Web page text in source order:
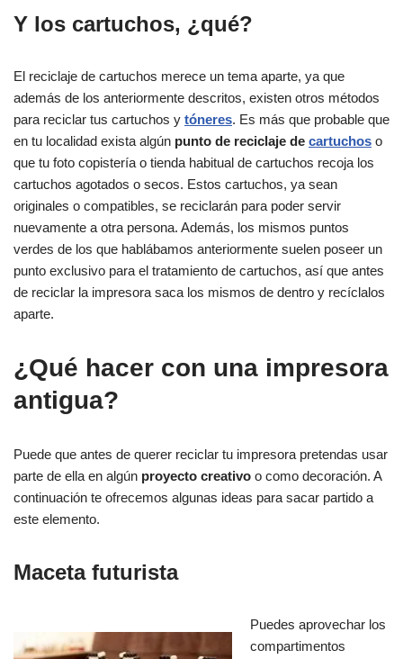
Y los cartuchos, ¿qué?
El reciclaje de cartuchos merece un tema aparte, ya que
además de los anteriormente descritos, existen otros métodos
para reciclar tus cartuchos y tóneres. Es más que probable que
en tu localidad exista algún punto de reciclaje de cartuchos o
que tu foto copistería o tienda habitual de cartuchos recoja los
cartuchos agotados o secos. Estos cartuchos, ya sean
originales o compatibles, se reciclarán para poder servir
nuevamente a otra persona. Además, los mismos puntos
verdes de los que hablábamos anteriormente suelen poseer un
punto exclusivo para el tratamiento de cartuchos, así que antes
de reciclar la impresora saca los mismos de dentro y recíclalos
aparte.
¿Qué hacer con una impresora
antigua?
Puede que antes de querer reciclar tu impresora pretendas usar
parte de ella en algún proyecto creativo o como decoración. A
continuación te ofrecemos algunas ideas para sacar partido a
este elemento.
Maceta futurista
Puedes aprovechar los
compartimentos